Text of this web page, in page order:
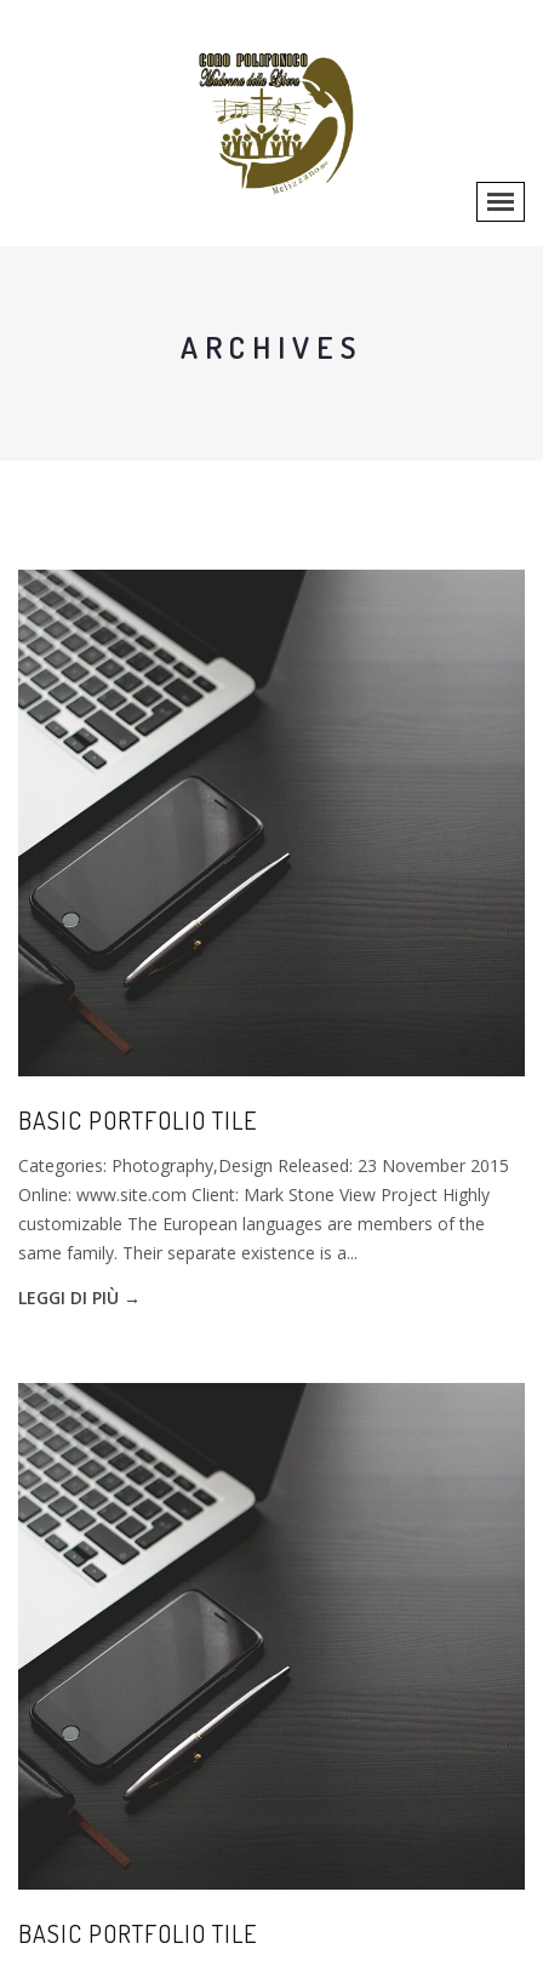
ARCHIVES
BASIC PORTFOLIO TILE
Categories: Photography,Design Released: 23 November 2015
Online: www.site.com Client: Mark Stone View Project Highly
customizable The European languages are members of the
same family. Their separate existence is a...
LEGGI DI PIÙ →
BASIC PORTFOLIO TILE